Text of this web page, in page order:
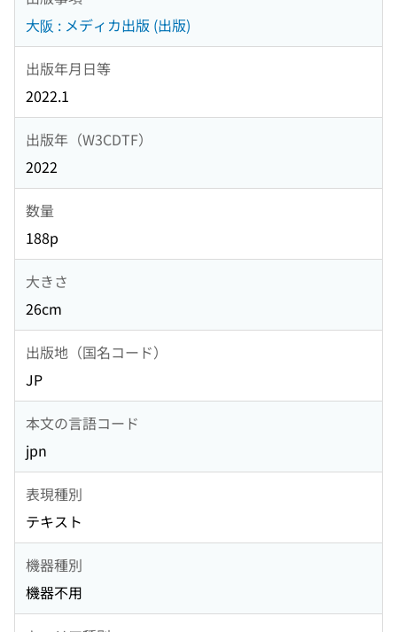
大阪 : メディカ出版 (出版)
出版年月日等
2022.1
出版年（W3CDTF）
2022
数量
188p
大きさ
26cm
出版地（国名コード）
JP
本文の言語コード
jpn
表現種別
テキスト
機器種別
機器不用